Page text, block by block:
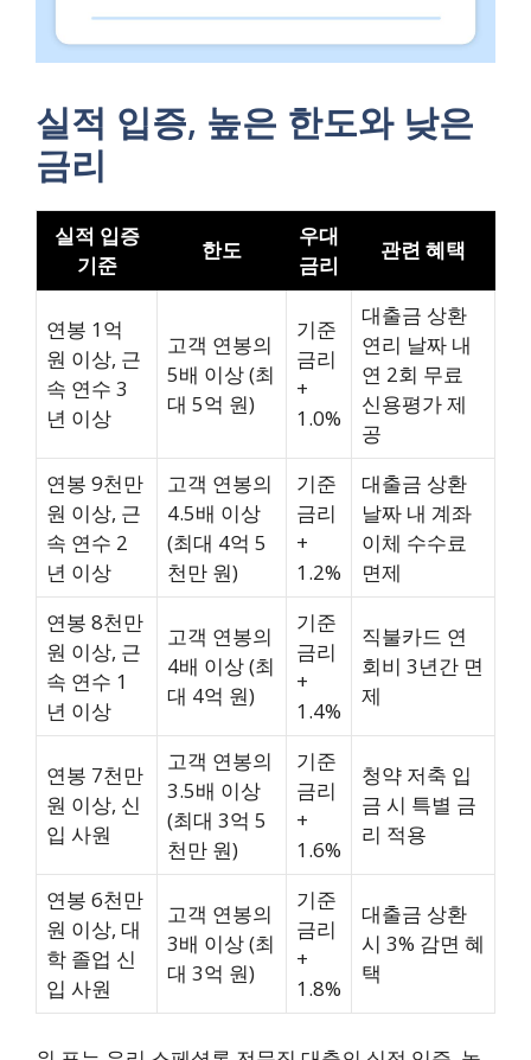
실적 입증, 높은 한도와 낮은
금리
실적 입증
기준
한도
우대
금리
관련 혜택
연봉 1억
원 이상, 근
속 연수 3
년 이상
고객 연봉의
5배 이상 (최
대 5억 원)
기준
금리
+
1.0%
대출금 상환
연리 날짜 내
연 2회 무료
신용평가 제
공
연봉 9천만
원 이상, 근
속 연수 2
년 이상
고객 연봉의
4.5배 이상
(최대 4억 5
천만 원)
기준
금리
+
1.2%
대출금 상환
날짜 내 계좌
이체 수수료
면제
연봉 8천만
원 이상, 근
속 연수 1
년 이상
고객 연봉의
4배 이상 (최
대 4억 원)
기준
금리
+
1.4%
직불카드 연
회비 3년간 면
제
연봉 7천만
원 이상, 신
입 사원
고객 연봉의
3.5배 이상
(최대 3억 5
천만 원)
기준
금리
+
1.6%
청약 저축 입
금 시 특별 금
리 적용
연봉 6천만
원 이상, 대
학 졸업 신
입 사원
고객 연봉의
3배 이상 (최
대 3억 원)
기준
금리
+
1.8%
대출금 상환
시 3% 감면 혜
택